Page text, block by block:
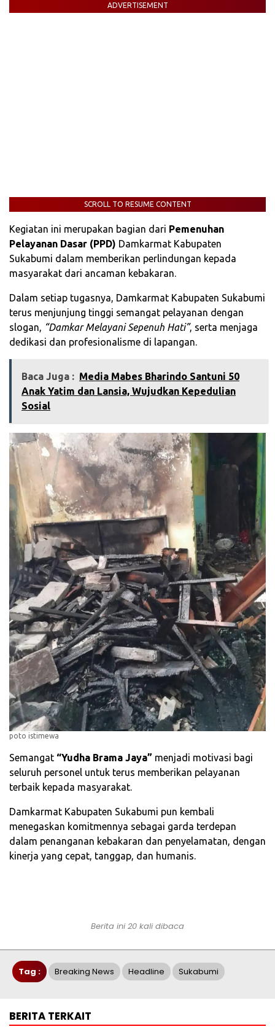
ADVERTISEMENT
SCROLL TO RESUME CONTENT
Kegiatan ini merupakan bagian dari Pemenuhan
Pelayanan Dasar (PPD) Damkarmat Kabupaten
Sukabumi dalam memberikan perlindungan kepada
masyarakat dari ancaman kebakaran.
Dalam setiap tugasnya, Damkarmat Kabupaten Sukabumi
terus menjunjung tinggi semangat pelayanan dengan
slogan, “Damkar Melayani Sepenuh Hati”, serta menjaga
dedikasi dan profesionalisme di lapangan.
Baca Juga : ‎Media Mabes Bharindo Santuni 50
Anak Yatim dan Lansia, Wujudkan Kepedulian
Sosial
poto istimewa
Semangat “Yudha Brama Jaya” menjadi motivasi bagi
seluruh personel untuk terus memberikan pelayanan
terbaik kepada masyarakat.
Damkarmat Kabupaten Sukabumi pun kembali
menegaskan komitmennya sebagai garda terdepan
dalam penanganan kebakaran dan penyelamatan, dengan
kinerja yang cepat, tanggap, dan humanis.
Berita ini 20 kali dibaca
Tag : Breaking News Headline Sukabumi
BERITA TERKAIT